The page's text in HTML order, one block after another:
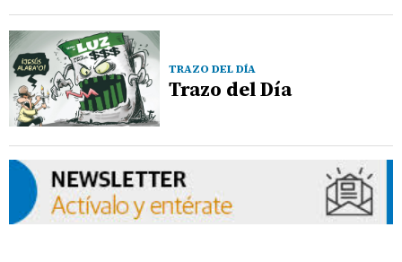
TRAZO DEL DÍA
Trazo del Día